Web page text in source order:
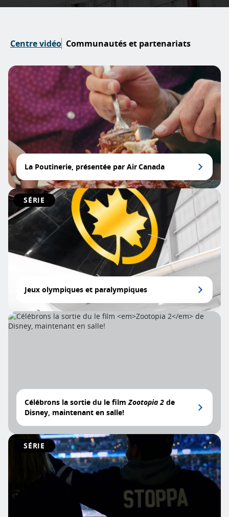
Centre vidéo Communautés et partenariats
La Poutinerie, présentée par Air Canada
SÉRIE
Jeux olympiques et paralympiques
Célébrons la sortie du le filmZootopia 2 de
Disney, maintenant en salle!
SÉRIE